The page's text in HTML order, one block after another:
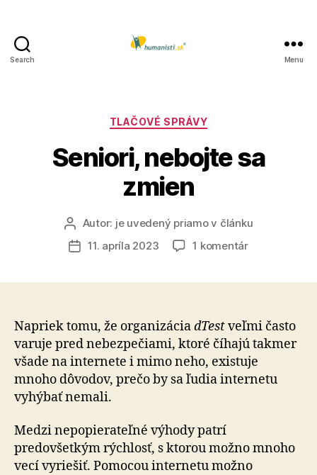
Search Menu
Kategórie
TLAČOVÉ SPRÁVY
Seniori, nebojte sa
zmien
Autor
článku
Autor: je uvedený priamo v článku
Dátum
11. apríla 2023 1 komentárna
Napriek tomu, že organizáciadTestveľmi často
varuje pred nebezpečiami, ktoré číhajú takmer
všade na internete i mimo neho, existuje
mnoho dôvodov, prečo by sa ľudia internetu
vyhýbať nemali.
Medzi nepopierateľné výhody patrí
predovšetkým rýchlosť, s ktorou možno mnoho
vecí vyriešiť. Pomocou internetu možno